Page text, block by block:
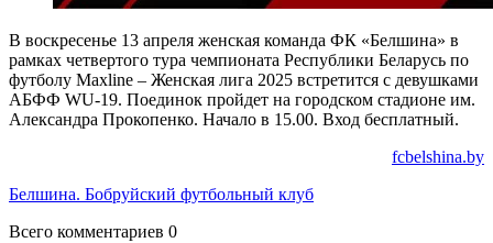
В воскресенье 13 апреля женская команда ФК «Белшина» в
рамках четвертого тура чемпионата Республики Беларусь по
футболу Maxline – Женская лига 2025 встретится с девушками
АБФФ WU-19. Поединок пройдет на городском стадионе им.
Александра Прокопенко. Начало в 15.00. Вход бесплатный.
fcbelshina.by
Белшина. Бобруйский футбольный клуб
Всего комментариев 0